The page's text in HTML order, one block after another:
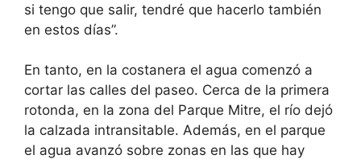
si tengo que salir, tendré que hacerlo también
en estos días”.
En tanto, en la costanera el agua comenzó a
cortar las calles del paseo. Cerca de la primera
rotonda, en la zona del Parque Mitre, el río dejó
la calzada intransitable. Además, en el parque
el agua avanzó sobre zonas en las que hay